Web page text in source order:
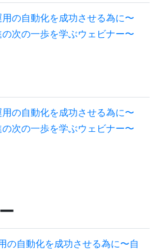
の自動化を成功させる為に〜
の次の一歩を学ぶウェビナー〜
の自動化を成功させる為に〜
の次の一歩を学ぶウェビナー〜
の自動化を成功させる為に〜自